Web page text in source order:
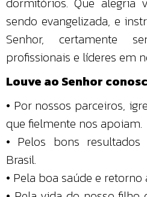
sendo evangelizada, e
Senhor, certamente
profissionais e líderes em
Louve ao Senhor
• Por nossos parceiros,
que fielmente nos apoiam.
• Pelos bons
Brasil.
• Pela boa saúde e retorno